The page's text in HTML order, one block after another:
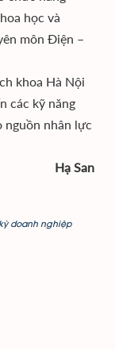
học và
môn Điện –
khoa Hà Nội
các kỹ năng
nguồn nhân lực
Hạ San
doanh nghiệp